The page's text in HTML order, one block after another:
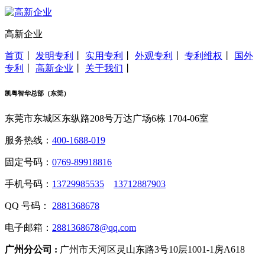
高新企业
首页 发明专利 实用专利 外观专利 专利维权
国外
专利
高新企业 关于我们
凯粤智华总部（东莞）
东莞市东城区东纵路208号万达广场6栋 1704-06室
服务热线： 400-1688-019
固定号码： 0769-89918816
手机号码： 13729985535 13712887903
QQ 号码： 2881368678
电子邮箱： 2881368678@qq.com
广州分公司 : 广州市天河区灵山东路3号10层1001-1房A618